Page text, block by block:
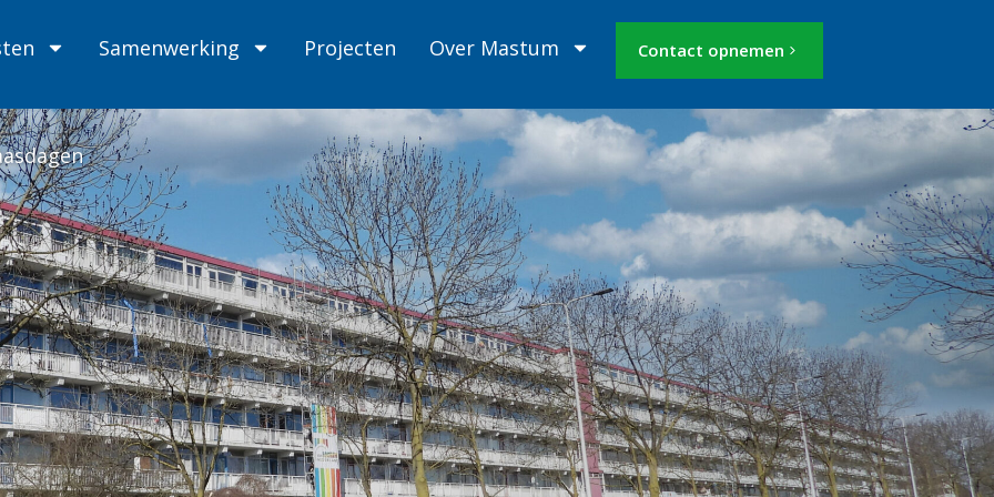
Samenwerking Projecten Over Mastum Contact opnemen